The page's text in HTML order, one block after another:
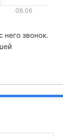
08.06
звонок.